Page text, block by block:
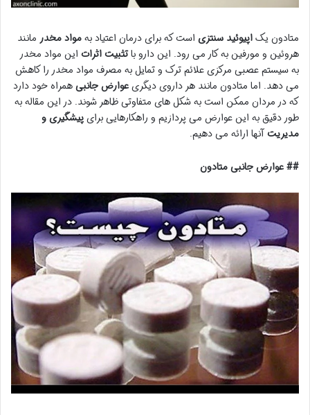
متادون یکاپیوئید سنتزی است که برای درمان اعتیاد بهمواد مخدر مانند
هروئین و مورفین به کار می رود. این دارو باتثبیت اثرات این مواد مخدر
به سیستم عصبی مرکزی علائم ترک و تمایل به مصرف مواد مخدر را کاهش
می دهد. اما متادون مانند هر داروی دیگریعوارض جانبیهمراه خود دارد
که در مردان ممکن است به شکل های متفاوتی ظاهر شوند. در این مقاله به
طور دقیق به این عوارض می پردازیم و راهکارهایی برایپیشگیری و
مدیریتآنها ارائه می دهیم.
## عوارض جانبی متادون